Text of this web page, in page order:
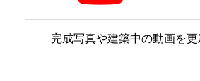
完成写真や建築中の動画を